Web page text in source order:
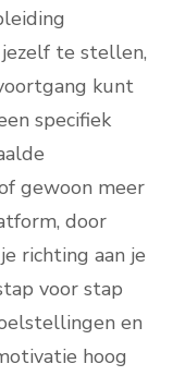
te stellen,
kunt
specifiek
gewoon meer
door
richting aan je
voor stap
en
hoog